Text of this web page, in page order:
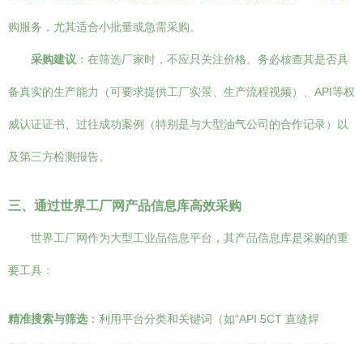
购服务，尤其适合小批量或急需采购。
采购建议 ：在筛选厂家时，不应只关注价格。务必核查其是否具
备真实的生产能力（可要求提供工厂实景、生产流程视频）、API等权
威认证证书、过往成功案例（特别是与大型油气公司的合作记录）以
及第三方检测报告。
三、通过世界工厂网产品信息库高效采购
世界工厂网作为大型工业品信息平台，其产品信息库是采购的重
要工具：
精准搜索与筛选 ：利用平台分类和关键词（如“API 5CT 直缝焊